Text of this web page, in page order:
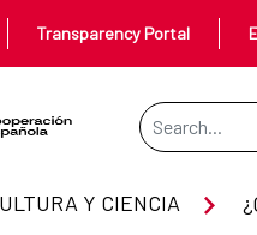
Transparency Portal
Search Bar
Y CIENCIA